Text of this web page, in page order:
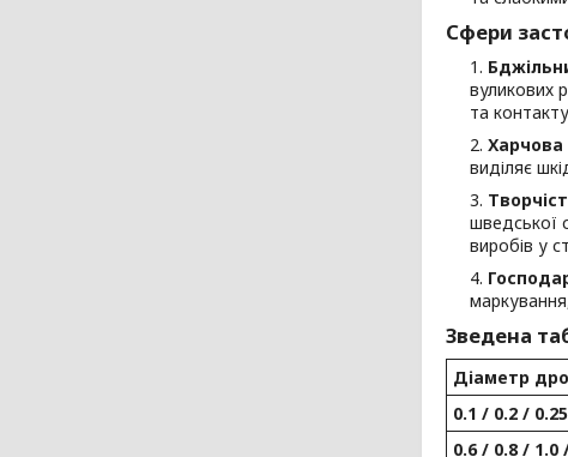
Сфери
вуликових
та
Харчова
виділяє
шведської
виробів у
Зведена
Діаметр
0.1 / 0.2 /
0.6 / 0.8 / 1.0